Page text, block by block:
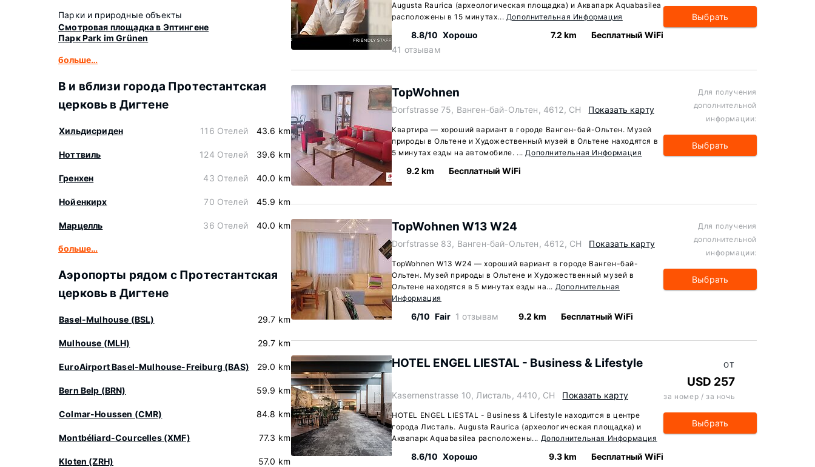
Парки и природные объекты
Смотровая площадка в Эптингене
Парк Park im Grünen
больше…
В и вблизи города Протестантская
церковь в Дигтене
Хильдисриден 116 Отелей 43.6 km
Ноттвиль 124 Отелей 39.6 km
Гренхен 43 Отелей 40.0 km
Нойенкирх 70 Отелей 45.9 km
Марцелль 36 Отелей 40.0 km
больше…
Аэропорты рядом с Протестантская
церковь в Дигтене
Basel-Mulhouse (BSL) 29.7 km
Mulhouse (MLH) 29.7 km
EuroAirport Basel-Mulhouse-Freiburg (BAS) 29.0 km
Bern Belp (BRN) 59.9 km
Colmar-Houssen (CMR) 84.8 km
Montbéliard-Courcelles (XMF) 77.3 km
Kloten (ZRH) 57.0 km
Augusta Raurica (археологическая площадка) и Аквапарк Aquabasilea
расположены в 15 минутах... Дополнительная Информация
8.8/10 Хорошо
41 отзывам
7.2 km Бесплатный WiFi
Выбрать
TopWohnen
Dorfstrasse 75, Ванген-бай-Ольтен, 4612, CH Показать карту
Квартира — хороший вариант в городе Ванген-бай-Ольтен. Музей
природы в Ольтене и Художественный музей в Ольтене находятся в
5 минутах езды на автомобиле. ...Дополнительная Информация
9.2 km Бесплатный WiFi
Для получения
дополнительной
информации:
Выбрать
TopWohnen W13 W24
Dorfstrasse 83, Ванген-бай-Ольтен, 4612, CH Показать карту
TopWohnen W13 W24 — хороший вариант в городе Ванген-бай-
Ольтен. Музей природы в Ольтене и Художественный музей в
Ольтене находятся в 5 минутах езды на... Дополнительная
Информация
6/10 Fair 1 отзывам 9.2 km Бесплатный WiFi
Для получения
дополнительной
информации:
Выбрать
HOTEL ENGEL LIESTAL - Business & Lifestyle
Kasernenstrasse 10, Листаль, 4410, CH Показать карту
HOTEL ENGEL LIESTAL - Business & Lifestyle находится в центре
города Листаль. Augusta Raurica (археологическая площадка) и
Аквапарк Aquabasilea расположены... Дополнительная Информация
8.6/10 Хорошо
9.3 km Бесплатный WiFi
ОТ
USD 257
за номер / за ночь
Выбрать